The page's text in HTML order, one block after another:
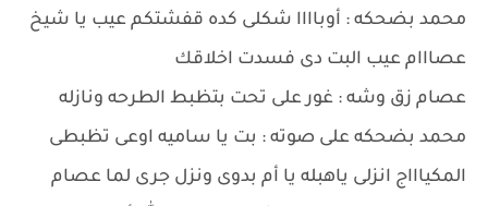
محمد بضحكه : أوباااا شكلى كده قفشتكم عيب يا شيخ
عصااام عيب البت دى فسدت اخلاقك
عصام زق وشه : غور على تحت بتظبط الطرحه ونازله
محمد بضحكه على صوته : بت يا ساميه اوعى تظبطى
المكياااج انزلى ياهبله يا أم بدوى ونزل جرى لما عصام